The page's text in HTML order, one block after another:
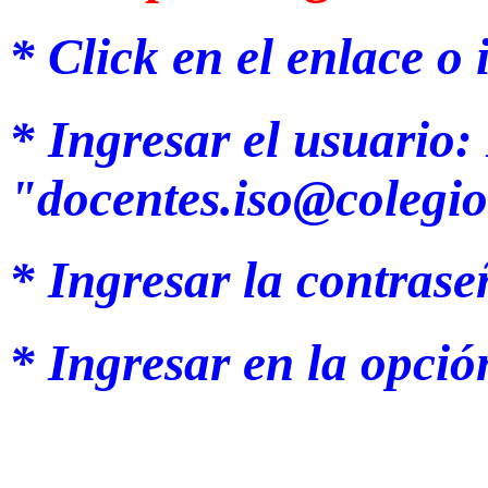
* Click en el enlace
* Ingresar el usuario:
* Ingresar la
* Ingresar en la